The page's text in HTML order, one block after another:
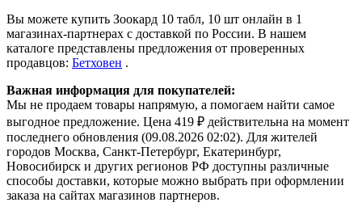
Вы можете купить Зоокард 10 табл, 10 шт онлайн в 1
магазинах-партнерах с доставкой по России. В нашем
каталоге представлены предложения от проверенных
продавцов: Бетховен .
Важная информация для покупателей:
Мы не продаем товары напрямую, а помогаем найти самое
выгодное предложение. Цена 419 ₽ действительна на момент
последнего обновления (09.08.2026 02:02). Для жителей
городов Москва, Санкт-Петербург, Екатеринбург,
Новосибирск и других регионов РФ доступны различные
способы доставки, которые можно выбрать при оформлении
заказа на сайтах магазинов партнеров.